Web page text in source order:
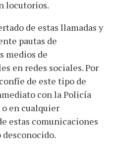
locutorios.
de estas llamadas y
pautas de
medios de
en redes sociales. Por
de este tipo de
con la Policía
en cualquier
estas comunicaciones